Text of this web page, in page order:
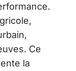
Ce
la